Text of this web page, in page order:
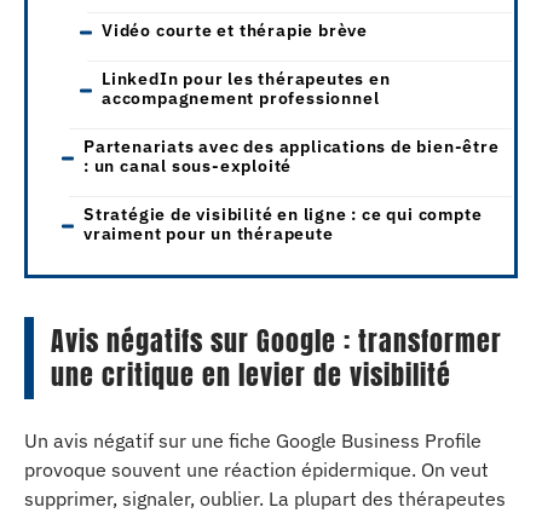
Vidéo courte et thérapie brève
LinkedIn pour les thérapeutes en
accompagnement professionnel
Partenariats avec des applications de bien-être
: un canal sous-exploité
Stratégie de visibilité en ligne : ce qui compte
vraiment pour un thérapeute
Avis négatifs sur Google : transformer
une critique en levier de visibilité
Un avis négatif sur une fiche Google Business Profile
provoque souvent une réaction épidermique. On veut
supprimer, signaler, oublier. La plupart des thérapeutes